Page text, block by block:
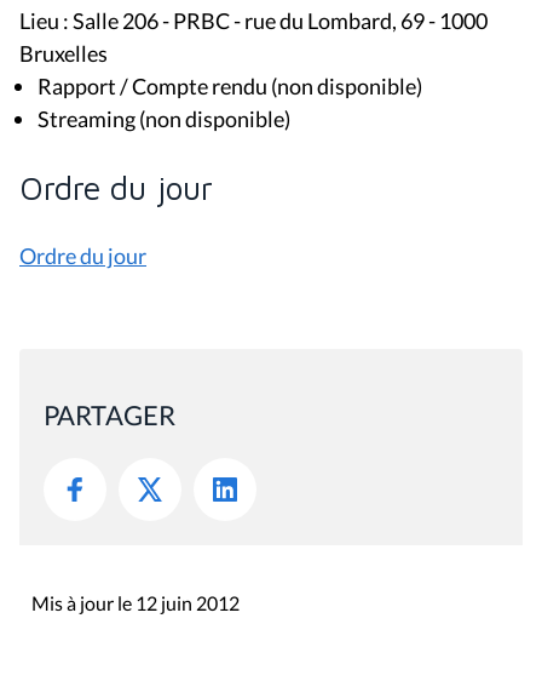
Lieu : Salle 206 - PRBC - rue du Lombard, 69 - 1000
Bruxelles
Rapport / Compte rendu (non disponible)
Streaming (non disponible)
Ordre du jour
Ordre du jour
PARTAGER
Mis à jour le 12 juin 2012